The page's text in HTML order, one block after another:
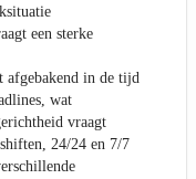
een sterke
afgebakend in de tijd
wat
vraagt
24/24 en 7/7